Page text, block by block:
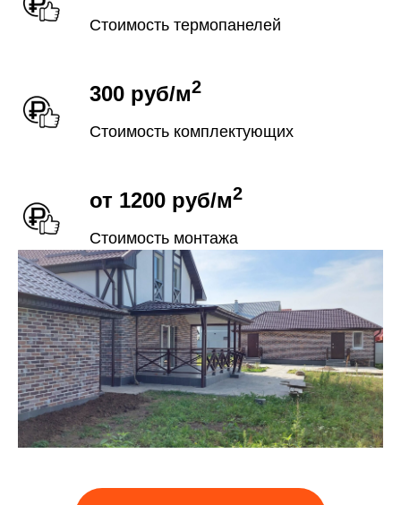
Стоимость термопанелей
300 руб/м2
Стоимость комплектующих
от 1200 руб/м2
Стоимость монтажа